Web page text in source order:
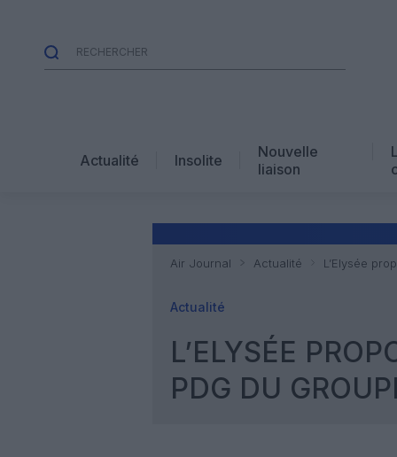
Actualité Insolite
Nouvelle
liaison
Air Journal Actualité L’Elysée
Actualité
L’ELYSÉE
PDG DU